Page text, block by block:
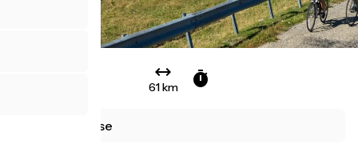
61 km
Annemasse